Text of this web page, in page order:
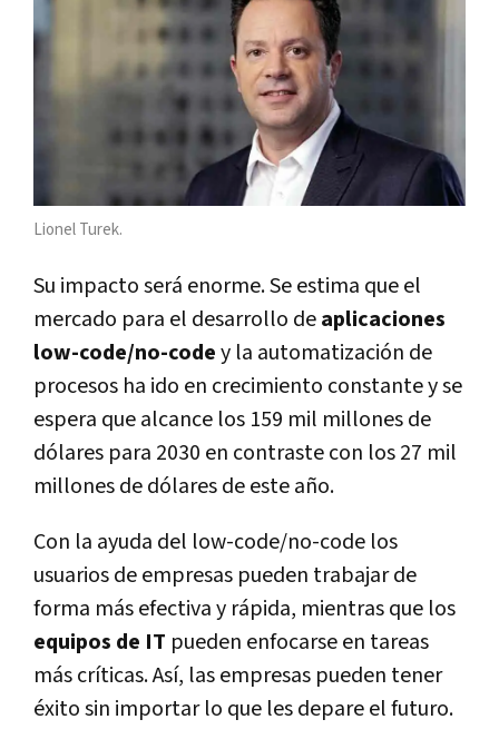
Lionel Turek.
Su impacto será enorme. Se estima que el
mercado para el desarrollo deaplicaciones
low-code/no-codey la automatización de
procesos ha ido en crecimiento constante y se
espera que alcance los 159 mil millones de
dólares para 2030 en contraste con los 27 mil
millones de dólares de este año.
Con la ayuda del low-code/no-code los
usuarios de empresas pueden trabajar de
forma más efectiva y rápida, mientras que los
equipos de IT pueden enfocarse en tareas
más críticas. Así, las empresas pueden tener
éxito sin importar lo que les depare el futuro.